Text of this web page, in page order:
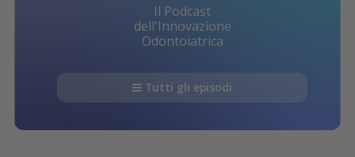
Il Podcast
dell'Innovazione
Odontoiatrica
Tutti gli episodi